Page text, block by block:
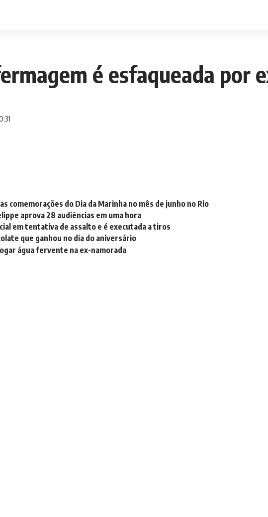
é esfaqueada por
comemorações do Dia da Marinha no mês de junho no Rio
aprova 28 audiências em uma hora
em tentativa de assalto e é executada a tiros
que ganhou no dia do aniversário
água fervente na ex-namorada